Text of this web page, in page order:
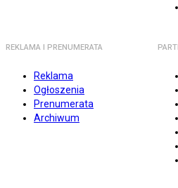
REKLAMA I PRENUMERATA
Reklama
Ogłoszenia
Prenumerata
Archiwum